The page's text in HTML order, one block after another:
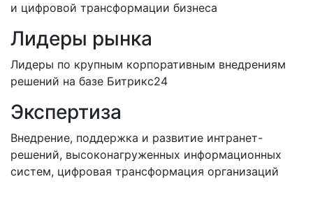
и цифровой трансформации бизнеса
Лидеры рынка
Лидеры по крупным корпоративным внедрениям
решений на базе Битрикс24
Экспертиза
Внедрение, поддержка и развитие интранет-
решений, высоконагруженных информационных
систем, цифровая трансформация организаций